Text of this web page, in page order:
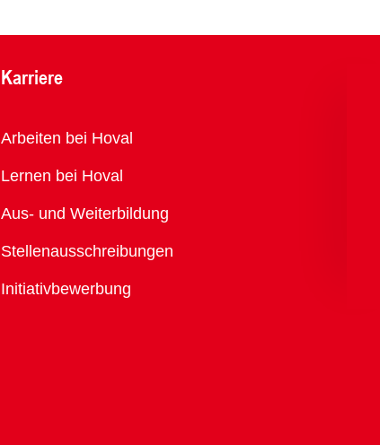
Karriere
Übersicht
Arbeiten bei Hoval
Lernen bei Hoval
Aus- und Weiterbildung
Stellenausschreibungen
Initiativbewerbung